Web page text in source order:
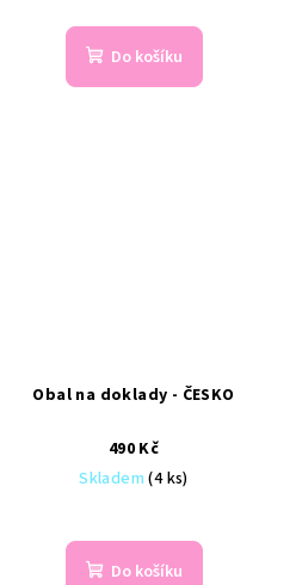
Do košíku
Obal na doklady - ČESKO
490 Kč
Skladem(4 ks)
Do košíku